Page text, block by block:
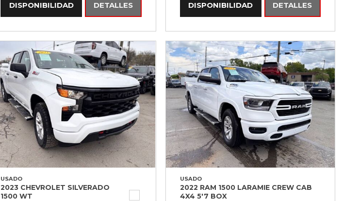
DISPONIBILIDAD DETALLES DISPONIBILIDAD DETALLES
USADO
2023 CHEVROLET SILVERADO
1500 WT
USADO
2022 RAM 1500 LARAMIE CREW CAB
4X4 5'7 BOX